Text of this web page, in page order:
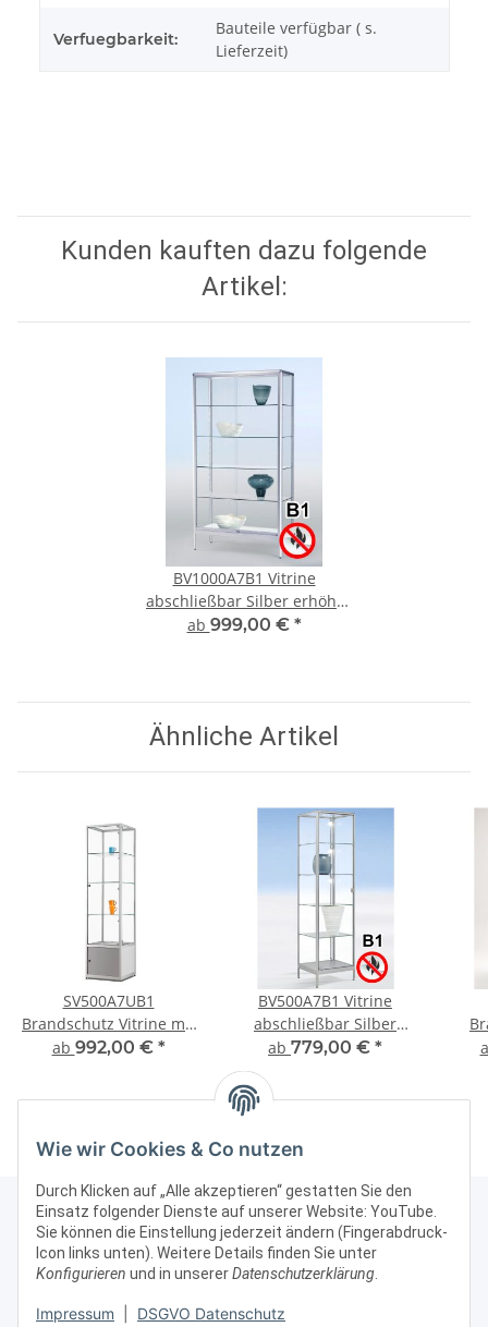
Wie wir Cookies & Co nutzen
Durch Klicken auf „Alle akzeptieren“ gestatten Sie den
Einsatz folgender Dienste auf unserer Website: YouTube.
Sie können die Einstellung jederzeit ändern (Fingerabdruck-
Icon links unten). Weitere Details finden Sie unter
Konfigurieren und in unsererDatenschutzerklärung.
Impressum DSGVO Datenschutz
Verfuegbarkeit:
Bauteile verfügbar ( s.
Lieferzeit)
Kunden kauften dazu folgende
Artikel:
BV1000A7B1 Vitrine
abschließbar Silber erhöht
auf kurzen Beinen
ab 999,00 € *
Ähnliche Artikel
SV500A7UB1
Brandschutz Vitrine mit
Unterschrank
ab 992,00 € *
BV500A7B1 Vitrine
abschließbar Silber
erhöht auf kurzen
ab 779,00 € *
Kontakt & Rechtliches
Weitere Informationen